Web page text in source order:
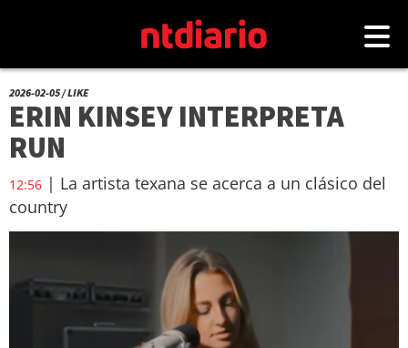
2026-02-05 / LIKE
ERIN KINSEY INTERPRETA
RUN
12:56 | La artista texana se acerca a un clásico del
country